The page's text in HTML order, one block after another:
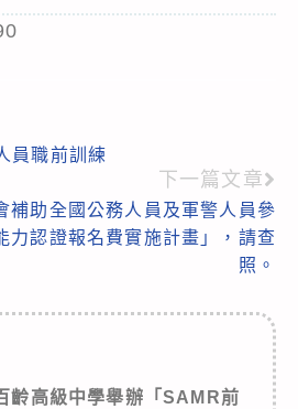
員職前訓練
下一篇文章
補助全國公務人員及軍警人員參
力認證報名費實施計畫」，請查
照。
齡高級中學舉辦「SAMR前